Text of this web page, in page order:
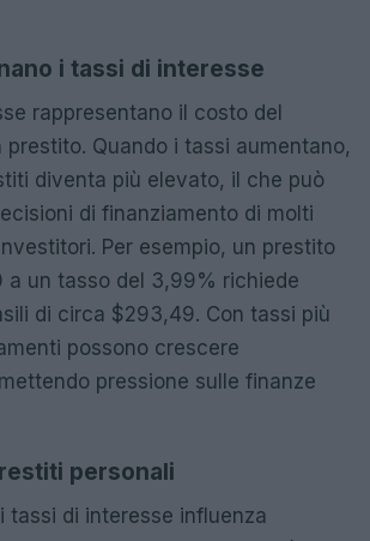
i tassi di interesse
rappresentano il costo del
prestito. Quando i tassi aumentano,
diventa più elevato, il che può
di finanziamento di molti
Per esempio, un prestito
a un tasso del 3,99% richiede
di circa $293,49. Con tassi più
possono crescere
pressione sulle finanze
personali
tassi di interesse influenza